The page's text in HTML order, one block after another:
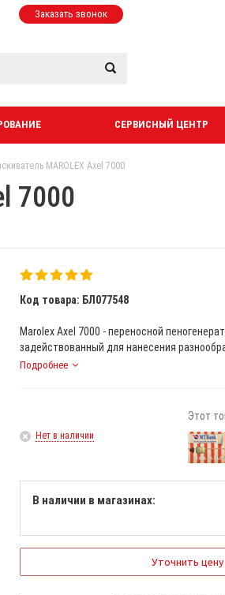
Заказать звонок
СЕРВИСНЫЙ ЦЕНТР
MAROLEX Axel 7000
7000
Код товара: БЛ077548
Marolex Axel 7000 - переносной
задействованный для нанесения
Подробнее
Нет в наличии
Этот
В наличии в магазинах:
Уточнить цену